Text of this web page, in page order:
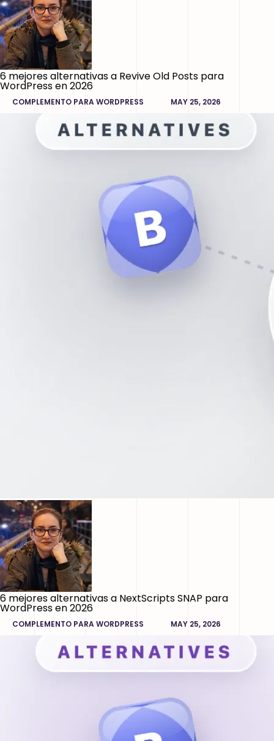
6 mejores alternativas a Revive Old Posts para
WordPress en 2026
COMPLEMENTO PARA WORDPRESS MAY 25, 2026
6 mejores alternativas a NextScripts SNAP para
WordPress en 2026
COMPLEMENTO PARA WORDPRESS MAY 25, 2026